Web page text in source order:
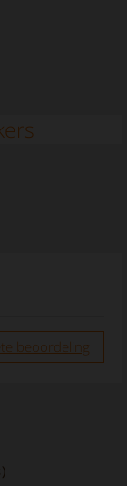
beoordeling